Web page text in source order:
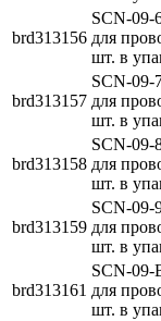
brd313156
SCN-09-
для
шт. в
brd313157
SCN-09-
для
шт. в
brd313158
SCN-09-
для
шт. в
brd313159
SCN-09-
для
шт. в
brd313161
SCN-09-
для
шт. в